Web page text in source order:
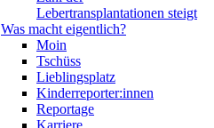
Lebertransplantationen steigt
Was macht eigentlich?
Moin
Tschüss
Lieblingsplatz
Kinderreporter:innen
Reportage
Karriere